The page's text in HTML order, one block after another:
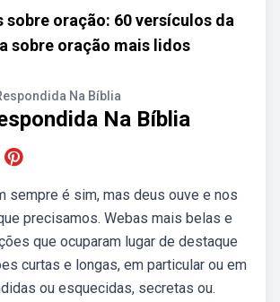
sobre oração: 60 versículos da
sobre oração mais lidos
Na Bíblia
Na Bíblia
sempre é sim, mas deus ouve e nos
precisamos. Webas mais belas e
que ocuparam lugar de destaque
curtas e longas, em particular ou em
ou esquecidas, secretas ou.